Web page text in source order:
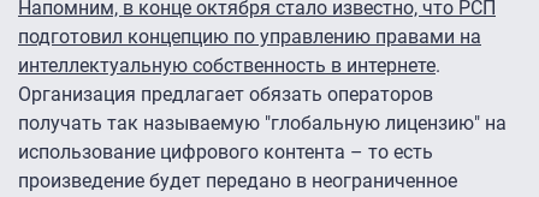
Напомним, в конце октября стало известно, что РСП
подготовил концепцию по управлению правами на
интеллектуальную собственность в интернете.
Организация предлагает обязать операторов
получать так называемую "глобальную лицензию" на
использование цифрового контента – то есть
произведение будет передано в неограниченное